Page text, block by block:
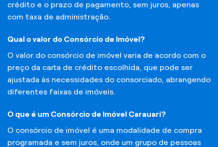
crédito e o prazo de pagamento, sem juros, apenas
com taxa de administração.
Qual o valor do Consórcio de Imóvel?
O valor do consórcio de imóvel varia de acordo com o
preço da carta de crédito escolhida, que pode ser
ajustada às necessidades do consorciado, abrangendo
diferentes faixas de imóveis.
O que é um Consórcio de Imóvel Carauari?
O consórcio de imóvel é uma modalidade de compra
programada e sem juros, onde um grupo de pessoas